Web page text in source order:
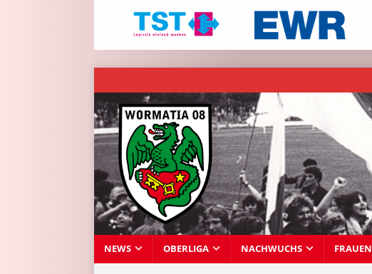
NEWS OBERLIGA NACHWUCHS FRAUEN